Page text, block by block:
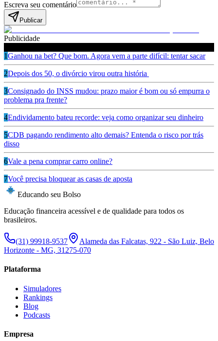
Escreva seu comentário
Publicar
Publicidade
1Ganhou na bet? Que bom. Agora vem a parte difícil: tentar sacar
2Depois dos 50, o divórcio virou outra história
3Consignado do INSS mudou: prazo maior é bom ou só empurra o
problema pra frente?
4Endividamento bateu recorde: veja como organizar seu dinheiro
5CDB pagando rendimento alto demais? Entenda o risco por trás
disso
6Vale a pena comprar carro online?
7Você precisa bloquear as casas de aposta
Educando seu Bolso
Educação financeira acessível e de qualidade para todos os
brasileiros.
(31) 99918-9537
Alameda das Falcatas, 922 - São Luiz, Belo
Horizonte - MG, 31275-070
Plataforma
Simuladores
Rankings
Blog
Podcasts
Empresa